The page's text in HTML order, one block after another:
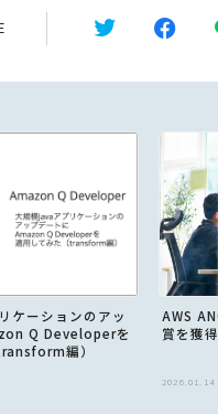
ケーションのアッ
Q Developerを
編）
AWS
賞を獲
2026.01.14